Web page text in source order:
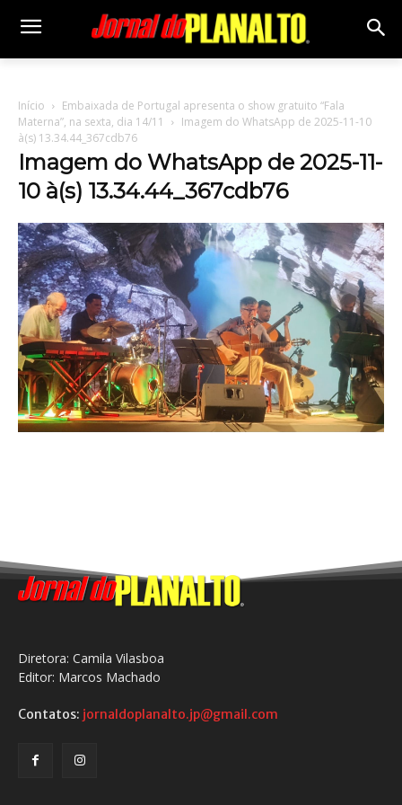
Início
Embaixada de Portugal apresenta o show gratuito “Fala
Materna”, na sexta, dia 14/11
Imagem do WhatsApp de 2025-11-10
à(s) 13.34.44_367cdb76
Imagem do WhatsApp de 2025-11-
10 à(s) 13.34.44_367cdb76
Diretora: Camila Vilasboa
Editor: Marcos Machado
Contatos: jornaldoplanalto.jp@gmail.com